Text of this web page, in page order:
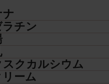
ナ
チン
スクカルシウム
ーム